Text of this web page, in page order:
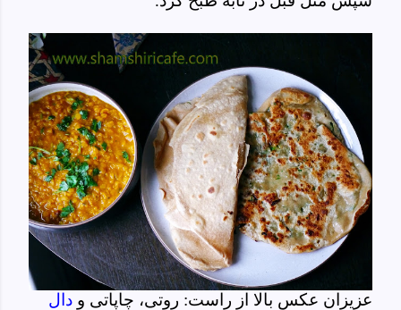
عزیزان عکس بالا از راست: روتی، چاپاتی و دال